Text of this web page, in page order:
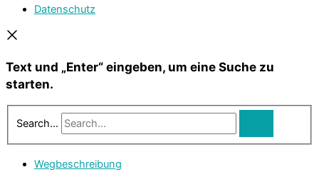
Datenschutz
Text und „Enter“ eingeben, um eine Suche zu
starten.
Search...
Wegbeschreibung